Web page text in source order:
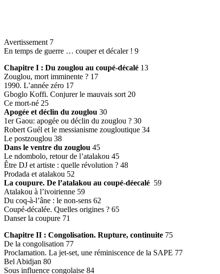
Avertissement 7
En temps de guerre … couper et décaler ! 9
Chapitre I : Du zouglou au coupé-décalé 13
Zouglou, mort imminente ? 17
1990. L’année zéro 17
Gboglo Koffi. Conjurer le mauvais sort 20
Ce mort-né 25
Apogée et déclin du zouglou 30
1er Gaou: apogée ou déclin du zouglou ? 30
Robert Guél et le messianisme zougloutique 34
Le postzouglou 38
Dans le ventre du zouglou 45
Le ndombolo, retour de l’atalakou 45
Être DJ et artiste : quelle révolution ? 48
Prodada et atalakou 52
La coupure. De l’atalakou au coupé-déecalé 59
Atalakou à l’ivoirienne 59
Du coq-à-l’âne : le non-sens 62
Coupé-décalée. Quelles origines ? 65
Danser la coupure 71
Chapitre II : Congolisation. Rupture, continuite 75
De la congolisation 77
Proclamation. La jet-set, une réminiscence de la SAPE 77
Bel Abidjan 80
Sous influence congolaise 84